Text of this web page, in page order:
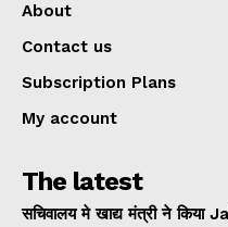
About
Contact us
Subscription Plans
My account
The latest
सचिवालय मे खाद्य मंत्री ने किया